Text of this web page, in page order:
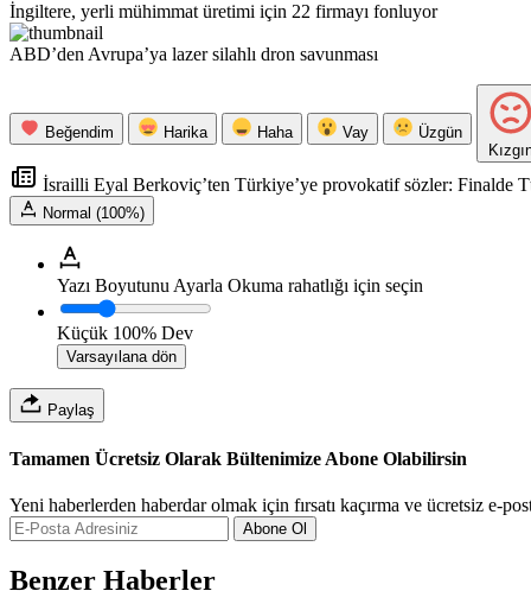
İngiltere, yerli mühimmat üretimi için 22 firmayı fonluyor
ABD’den Avrupa’ya lazer silahlı dron savunması
Beğendim Harika Haha Vay
Üzgün
İsrailli Eyal Berkoviç’ten Türkiye’ye provokatif sözler: Finalde
Normal (100%)
Yazı Boyutunu Ayarla Okuma rahatlığı için seçin
Küçük 100% Dev
Varsayılana dön
Paylaş
Tamamen Ücretsiz Olarak Bültenimize Abone Olabilirsin
Yeni haberlerden haberdar olmak için fırsatı kaçırma ve ücretsiz e-
Abone Ol
Benzer Haberler